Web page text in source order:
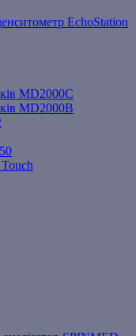
EchoStation
MD2000С
MD2000В